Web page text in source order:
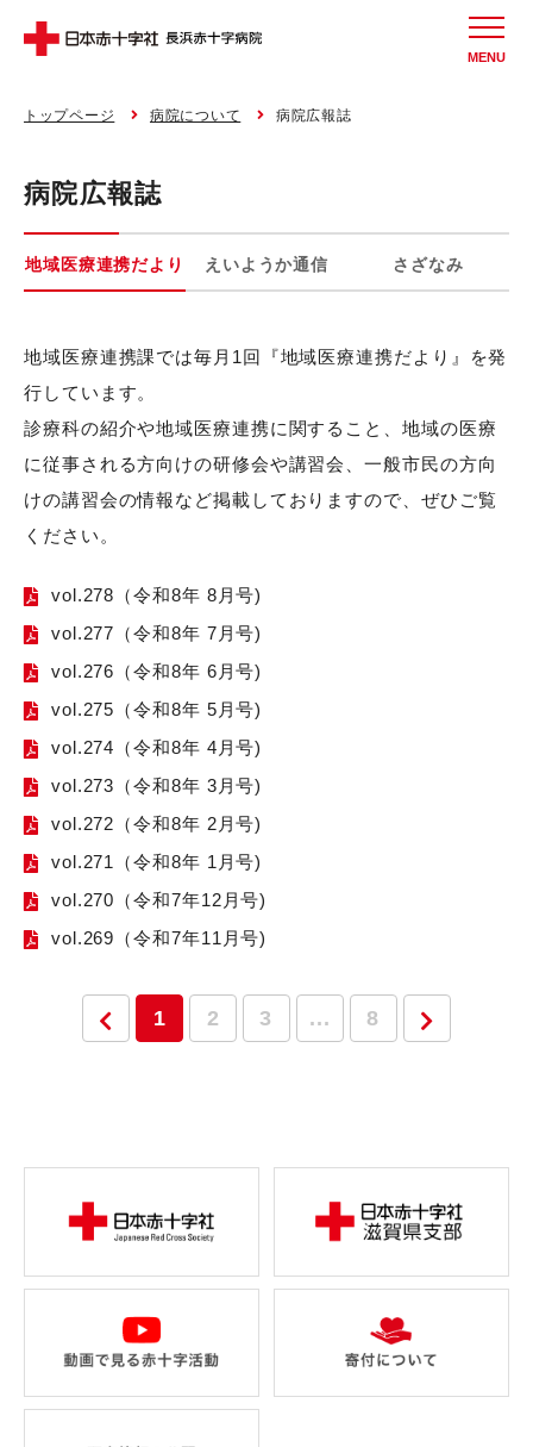
MENU
トップページ 病院について 病院広報誌
病院広報誌
地域医療連携だより えいようか通信 さざなみ
地域医療連携課では毎月1回『地域医療連携だより』を発
行しています。
診療科の紹介や地域医療連携に関すること、地域の医療
に従事される方向けの研修会や講習会、一般市民の方向
けの講習会の情報など掲載しておりますので、ぜひご覧
ください。
vol.278（令和8年 8月号)
vol.277（令和8年 7月号)
vol.276（令和8年 6月号)
vol.275（令和8年 5月号)
vol.274（令和8年 4月号)
vol.273（令和8年 3月号)
vol.272（令和8年 2月号)
vol.271（令和8年 1月号)
vol.270（令和7年12月号)
vol.269（令和7年11月号)
1 2 3 ... 8